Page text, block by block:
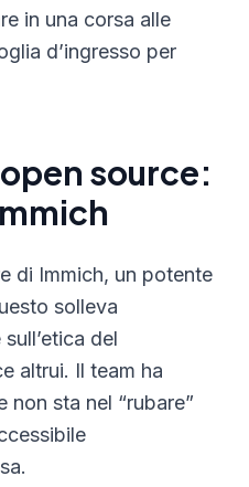
in una corsa alle
d’ingresso per
source:
di Immich, un potente
solleva
del
altrui. Il team ha
sta nel “rubare”